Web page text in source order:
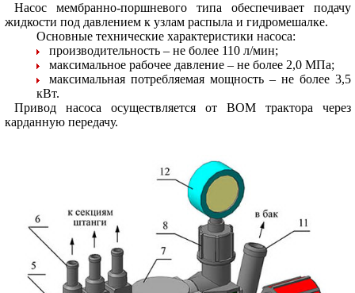
Насос мембранно-поршневого типа обеспечивает подачу
жидкости под давлением к узлам распыла и гидромешалке.
Основные технические характеристики насоса:
производительность – не более 110 л/мин;
максимальное рабочее давление – не более 2,0 МПа;
максимальная потребляемая мощность – не более 3,5
кВт.
Привод насоса осуществляется от ВОМ трактора через
карданную передачу.